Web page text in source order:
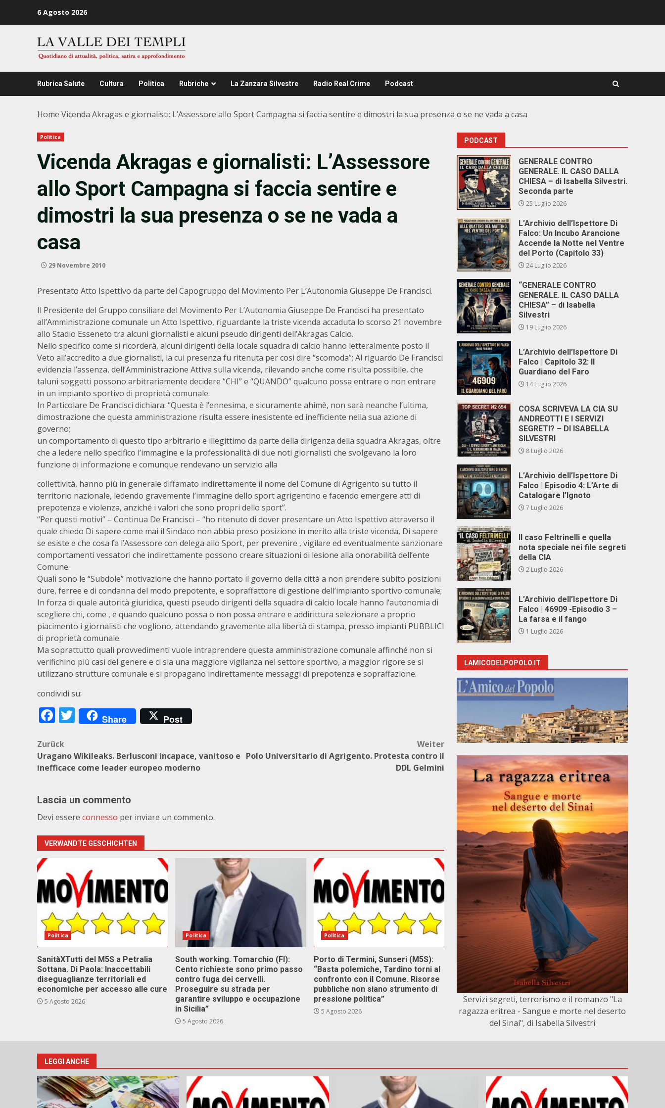
6 Agosto 2026
Rubrica Salute Cultura Politica Rubriche La Zanzara Silvestre Radio Real Crime Podcast
Home Vicenda Akragas e giornalisti: L’Assessore allo Sport Campagna si faccia sentire e dimostri la sua presenza o se ne vada a casa
Politica
Vicenda Akragas e giornalisti: L’Assessore
allo Sport Campagna si faccia sentire e
dimostri la sua presenza o se ne vada a
casa
29 Novembre 2010
Presentato Atto Ispettivo da parte del Capogruppo del Movimento Per L’Autonomia Giuseppe De Francisci.
Il Presidente del Gruppo consiliare del Movimento Per L’Autonomia Giuseppe De Francisci ha presentato
all’Amministrazione comunale un Atto Ispettivo, riguardante la triste vicenda accaduta lo scorso 21 novembre
allo Stadio Esseneto tra alcuni giornalisti e alcuni pseudo dirigenti dell’Akragas Calcio.
Nello specifico come si ricorderà, alcuni dirigenti della locale squadra di calcio hanno letteralmente posto il
Veto all’accredito a due giornalisti, la cui presenza fu ritenuta per cosi dire “scomoda”; Al riguardo De Francisci
evidenzia l’assenza, dell’Amministrazione Attiva sulla vicenda, rilevando anche come risulta possibile, che
taluni soggetti possono arbitrariamente decidere “CHI” e “QUANDO” qualcuno possa entrare o non entrare
in un impianto sportivo di proprietà comunale.
In Particolare De Francisci dichiara: “Questa è l’ennesima, e sicuramente ahimè, non sarà neanche l’ultima,
dimostrazione che questa amministrazione risulta essere inesistente ed inefficiente nella sua azione di
governo;
un comportamento di questo tipo arbitrario e illegittimo da parte della dirigenza della squadra Akragas, oltre
che a ledere nello specifico l’immagine e la professionalità di due noti giornalisti che svolgevano la loro
funzione di informazione e comunque rendevano un servizio alla
collettività, hanno più in generale diffamato indirettamente il nome del Comune di Agrigento su tutto il
territorio nazionale, ledendo gravemente l’immagine dello sport agrigentino e facendo emergere atti di
prepotenza e violenza, anziché i valori che sono propri dello sport”.
“Per questi motivi” – Continua De Francisci – “ho ritenuto di dover presentare un Atto Ispettivo attraverso il
quale chiedo Di sapere come mai il Sindaco non abbia preso posizione in merito alla triste vicenda, Di sapere
se esiste e che cosa fa l’Assessore con delega allo Sport, per prevenire , vigilare ed eventualmente sanzionare
comportamenti vessatori che indirettamente possono creare situazioni di lesione alla onorabilità dell’ente
Comune.
Quali sono le “Subdole” motivazione che hanno portato il governo della città a non prendere subito posizioni
dure, ferree e di condanna del modo prepotente, e sopraffattore di gestione dell’impianto sportivo comunale;
In forza di quale autorità giuridica, questi pseudo dirigenti della squadra di calcio locale hanno l’autonomia di
scegliere chi, come , e quando qualcuno possa o non possa entrare e addirittura selezionare a proprio
piacimento i giornalisti che vogliono, attendando gravemente alla libertà di stampa, presso impianti PUBBLICI
di proprietà comunale.
Ma soprattutto quali provvedimenti vuole intraprendere questa amministrazione comunale affinché non si
verifichino più casi del genere e ci sia una maggiore vigilanza nel settore sportivo, a maggior rigore se si
utilizzano strutture comunale e si propagano indirettamente messaggi di prepotenza e sopraffazione.
condividi su:
Facebook
Twitter
Share Post
Beitragsnavigation
Zurück
Uragano Wikileaks. Berlusconi incapace, vanitoso e
inefficace come leader europeo moderno
Weiter
Polo Universitario di Agrigento. Protesta contro il
DDL Gelmini
Lascia un commento
Devi essere connesso per inviare un commento.
VERWANDTE GESCHICHTEN
Politica
SanitàXTutti del M5S a Petralia
Sottana. Di Paola: Inaccettabili
diseguaglianze territoriali ed
economiche per accesso alle cure
5 Agosto 2026
Politica
South working. Tomarchio (FI):
Cento richieste sono primo passo
contro fuga dei cervelli.
Proseguire su strada per
garantire sviluppo e occupazione
in Sicilia”
5 Agosto 2026
Politica
Porto di Termini, Sunseri (M5S):
“Basta polemiche, Tardino torni al
confronto con il Comune. Risorse
pubbliche non siano strumento di
pressione politica”
5 Agosto 2026
PODCAST
GENERALE CONTRO
GENERALE. IL CASO DALLA
CHIESA – di Isabella Silvestri.
Seconda parte
25 Luglio 2026
L’Archivio dell’Ispettore Di
Falco: Un Incubo Arancione
Accende la Notte nel Ventre
del Porto (Capitolo 33)
24 Luglio 2026
“GENERALE CONTRO
GENERALE. IL CASO DALLA
CHIESA” – di Isabella
Silvestri
19 Luglio 2026
L’Archivio dell’Ispettore Di
Falco | Capitolo 32: Il
Guardiano del Faro
14 Luglio 2026
COSA SCRIVEVA LA CIA SU
ANDREOTTI E I SERVIZI
SEGRETI? – DI ISABELLA
SILVESTRI
8 Luglio 2026
L’Archivio dell’Ispettore Di
Falco | Episodio 4: L’Arte di
Catalogare l’Ignoto
7 Luglio 2026
Il caso Feltrinelli e quella
nota speciale nei file segreti
della CIA
2 Luglio 2026
L’Archivio dell’Ispettore Di
Falco | 46909 -Episodio 3 –
La farsa e il fango
1 Luglio 2026
LAMICODELPOPOLO.IT
Servizi segreti, terrorismo e il romanzo "La
ragazza eritrea - Sangue e morte nel deserto
del Sinai", di Isabella Silvestri
LEGGI ANCHE